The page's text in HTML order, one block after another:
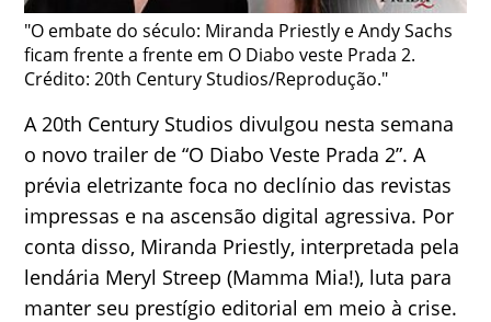
"O embate do século: Miranda Priestly e Andy Sachs
ficam frente a frente em O Diabo veste Prada 2.
Crédito: 20th Century Studios/Reprodução."
A 20th Century Studios divulgou nesta semana
o novo trailer de “O Diabo Veste Prada 2”. A
prévia eletrizante foca no declínio das revistas
impressas e na ascensão digital agressiva. Por
conta disso, Miranda Priestly, interpretada pela
lendária Meryl Streep (Mamma Mia!), luta para
manter seu prestígio editorial em meio à crise.